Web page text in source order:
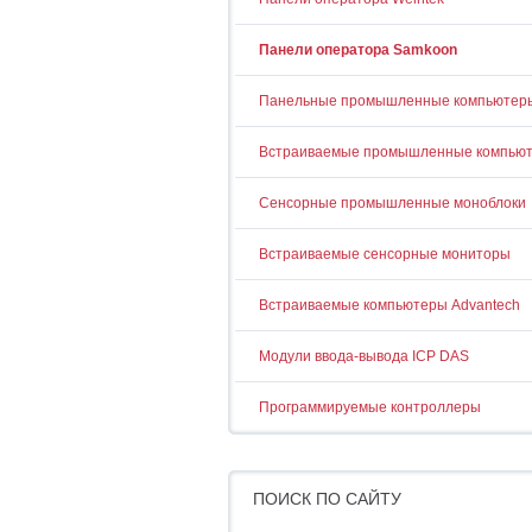
Панели оператора Samkoon
Панельные промышленные
Встраиваемые промышленные
Сенсорные промышленные моноблоки
Встраиваемые сенсорные мониторы
Встраиваемые компьютеры Advantech
Модули ввода-вывода ICP DAS
Программируемые контроллеры
ПОИСК ПО САЙТУ